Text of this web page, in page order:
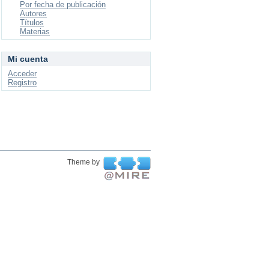
Por fecha de publicación
Autores
Títulos
Materias
Mi cuenta
Acceder
Registro
Theme by